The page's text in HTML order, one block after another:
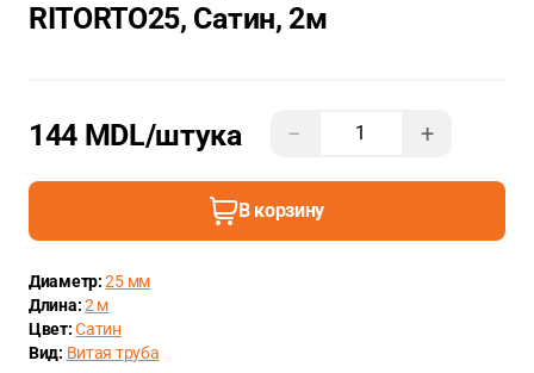
RITORTO25, Сатин, 2м
144 MDL/штука − +
В корзину
Диаметр:25 мм
Длина:2 м
Цвет:Сатин
Вид: Витая труба